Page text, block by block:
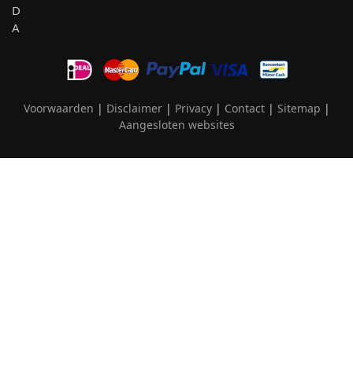
Voorwaarden | Disclaimer| Privacy| Contact| Sitemap |
Aangesloten websites